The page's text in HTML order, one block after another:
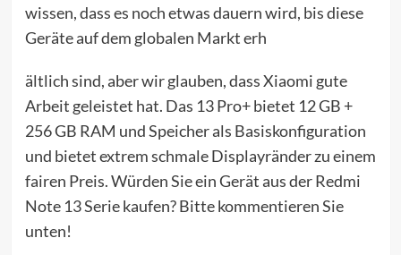
wissen, dass es noch etwas dauern wird, bis diese
Geräte auf dem globalen Markt erh
ältlich sind, aber wir glauben, dass Xiaomi gute
Arbeit geleistet hat. Das 13 Pro+ bietet 12 GB +
256 GB RAM und Speicher als Basiskonfiguration
und bietet extrem schmale Displayränder zu einem
fairen Preis. Würden Sie ein Gerät aus der Redmi
Note 13 Serie kaufen? Bitte kommentieren Sie
unten!